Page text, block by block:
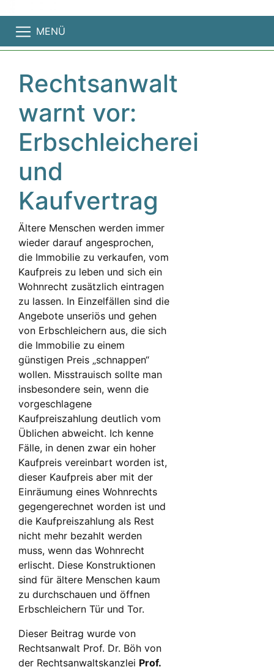
MENÜ
Rechtsanwalt
warnt vor:
Erbschleicherei
und
Kaufvertrag
Ältere Menschen werden immer
wieder darauf angesprochen,
die Immobilie zu verkaufen, vom
Kaufpreis zu leben und sich ein
Wohnrecht zusätzlich eintragen
zu lassen. In Einzelfällen sind die
Angebote unseriös und gehen
von Erbschleichern aus, die sich
die Immobilie zu einem
günstigen Preis „schnappen“
wollen. Misstrauisch sollte man
insbesondere sein, wenn die
vorgeschlagene
Kaufpreiszahlung deutlich vom
Üblichen abweicht. Ich kenne
Fälle, in denen zwar ein hoher
Kaufpreis vereinbart worden ist,
dieser Kaufpreis aber mit der
Einräumung eines Wohnrechts
gegengerechnet worden ist und
die Kaufpreiszahlung als Rest
nicht mehr bezahlt werden
muss, wenn das Wohnrecht
erlischt. Diese Konstruktionen
sind für ältere Menschen kaum
zu durchschauen und öffnen
Erbschleichern Tür und Tor.
Dieser Beitrag wurde von
Rechtsanwalt Prof. Dr. Böh von
der Rechtsanwaltskanzlei Prof.